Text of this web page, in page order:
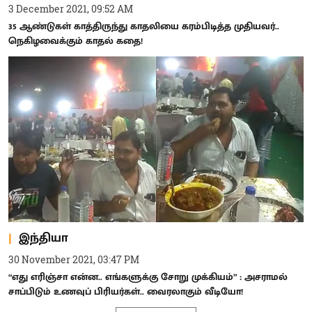
3 December 2021, 09:52 AM
35 ஆண்டுகள் காத்திருந்து காதலியை கரம்பிடித்த முதியவர்..
நெகிழவைக்கும் காதல் கதை!
இந்தியா
30 November 2021, 03:47 PM
“எது எரிஞ்சா என்ன.. எங்களுக்கு சோறு முக்கியம்” : அசராமல்
சாப்பிடும் உணவுப் பிரியர்கள்.. வைரலாகும் வீடியோ!